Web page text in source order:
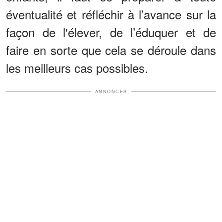
éventualité et réfléchir à l’avance sur la
façon de l'élever, de l’éduquer et de
faire en sorte que cela se déroule dans
les meilleurs cas possibles.
ANNONCES